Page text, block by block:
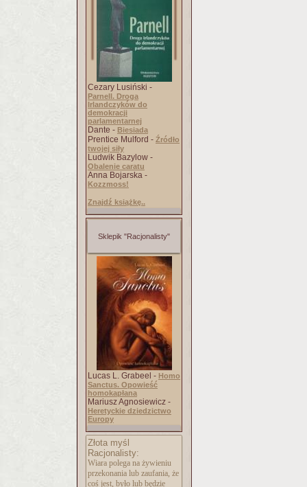
Cezary Lusiński -
Parnell. Droga
Irlandczyków do
demokracji
parlamentarnej
Dante - Biesiada
Prentice Mulford - Źródło
twojej siły
Ludwik Bazylow -
Obalenie caratu
Anna Bojarska -
Kozzmoss!
Znajdź książkę..
Sklepik "Racjonalisty"
Lucas L. Grabeel - Homo
Sanctus. Opowieść
homokapłana
Mariusz Agnosiewicz -
Heretyckie dziedzictwo
Europy
Złota myśl
Racjonalisty:
Wiara polega na żywieniu
przekonania lub zaufania, że
coś jest, było lub będzie